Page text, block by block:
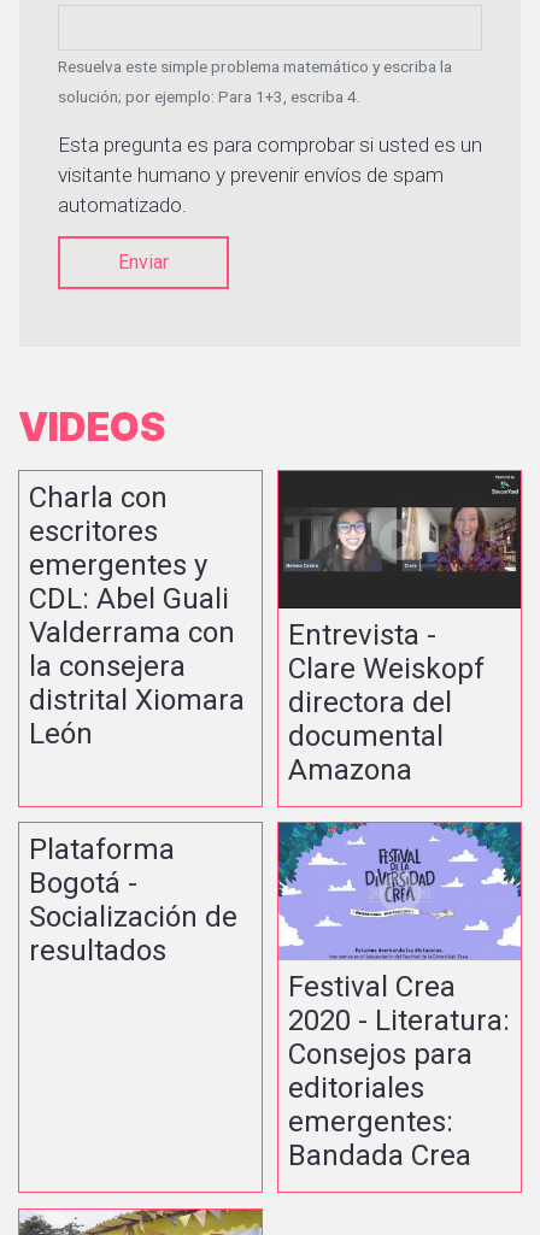
Resuelva este simple problema matemático y escriba la
solución; por ejemplo: Para 1+3, escriba 4.
Esta pregunta es para comprobar si usted es un
visitante humano y prevenir envíos de spam
automatizado.
Enviar
VIDEOS
Charla con
escritores
emergentes y
CDL: Abel Guali
Valderrama con
la consejera
distrital Xiomara
León
Entrevista -
Clare Weiskopf
directora del
documental
Amazona
Plataforma
Bogotá -
Socialización de
resultados
Festival Crea
2020 - Literatura:
Consejos para
editoriales
emergentes:
Bandada Crea